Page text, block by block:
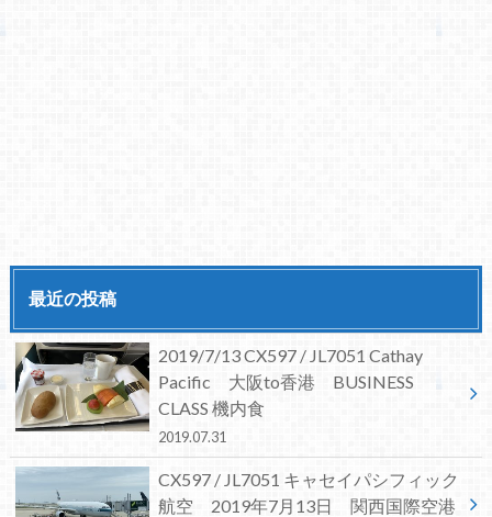
最近の投稿
2019/7/13 CX597 / JL7051 Cathay
Pacific 大阪to香港 BUSINESS
CLASS 機内食
2019.07.31
CX597 / JL7051 キャセイパシフィック
航空 2019年7月13日 関西国際空港